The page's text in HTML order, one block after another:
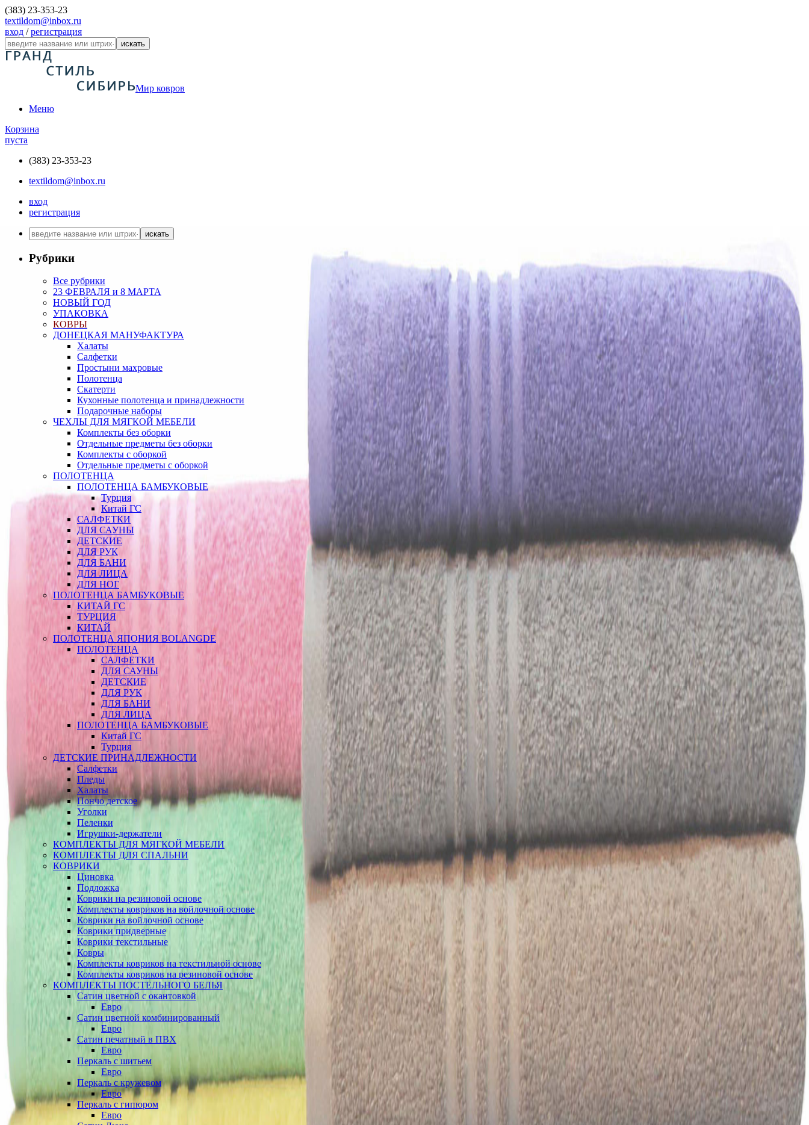
(383) 23-353-23
textildom@inbox.ru
вход /регистрация
искать
Мир ковров
Меню
Корзина
пуста
(383) 23-353-23
textildom@inbox.ru
вход
регистрация
искать
Рубрики
Все рубрики
23 ФЕВРАЛЯ и 8 МАРТА
НОВЫЙ ГОД
УПАКОВКА
КОВРЫ
ДОНЕЦКАЯ МАНУФАКТУРА
Халаты
Салфетки
Простыни махровые
Полотенца
Скатерти
Кухонные полотенца и принадлежности
Подарочные наборы
ЧЕХЛЫ ДЛЯ МЯГКОЙ МЕБЕЛИ
Комплекты без оборки
Отдельные предметы без оборки
Комплекты с оборкой
Отдельные предметы с оборкой
ПОЛОТЕНЦА
ПОЛОТЕНЦА БАМБУКОВЫЕ
Турция
Китай ГС
САЛФЕТКИ
ДЛЯ САУНЫ
ДЕТСКИЕ
ДЛЯ РУК
ДЛЯ БАНИ
ДЛЯ ЛИЦА
ДЛЯ НОГ
ПОЛОТЕНЦА БАМБУКОВЫЕ
КИТАЙ ГС
ТУРЦИЯ
КИТАЙ
ПОЛОТЕНЦА ЯПОНИЯ BOLANGDE
ПОЛОТЕНЦА
САЛФЕТКИ
ДЛЯ САУНЫ
ДЕТСКИЕ
ДЛЯ РУК
ДЛЯ БАНИ
ДЛЯ ЛИЦА
ПОЛОТЕНЦА БАМБУКОВЫЕ
Китай ГС
Турция
ДЕТСКИЕ ПРИНАДЛЕЖНОСТИ
Салфетки
Пледы
Халаты
Пончо детское
Уголки
Пеленки
Игрушки-держатели
КОМПЛЕКТЫ ДЛЯ МЯГКОЙ МЕБЕЛИ
КОМПЛЕКТЫ ДЛЯ СПАЛЬНИ
КОВРИКИ
Циновка
Подложка
Коврики на резиновой основе
Комплекты ковриков на войлочной основе
Коврики на войлочной основе
Коврики придверные
Коврики текстильные
Ковры
Комплекты ковриков на текстильной основе
Комплекты ковриков на резиновой основе
КОМПЛЕКТЫ ПОСТЕЛЬНОГО БЕЛЬЯ
Сатин цветной с окантовкой
Евро
Сатин цветной комбинированный
Евро
Сатин печатный в ПВХ
Евро
Перкаль с шитьем
Евро
Перкаль с кружевом
Евро
Перкаль с гипюром
Евро